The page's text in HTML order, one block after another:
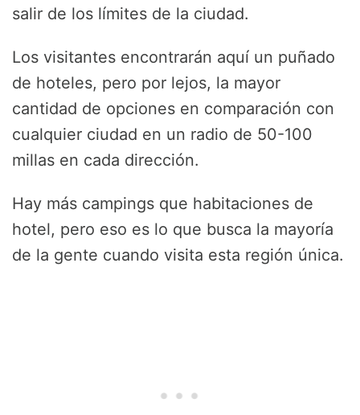
salir de los límites de la ciudad.
Los visitantes encontrarán aquí un puñado
de hoteles, pero por lejos, la mayor
cantidad de opciones en comparación con
cualquier ciudad en un radio de 50-100
millas en cada dirección.
Hay más campings que habitaciones de
hotel, pero eso es lo que busca la mayoría
de la gente cuando visita esta región única.